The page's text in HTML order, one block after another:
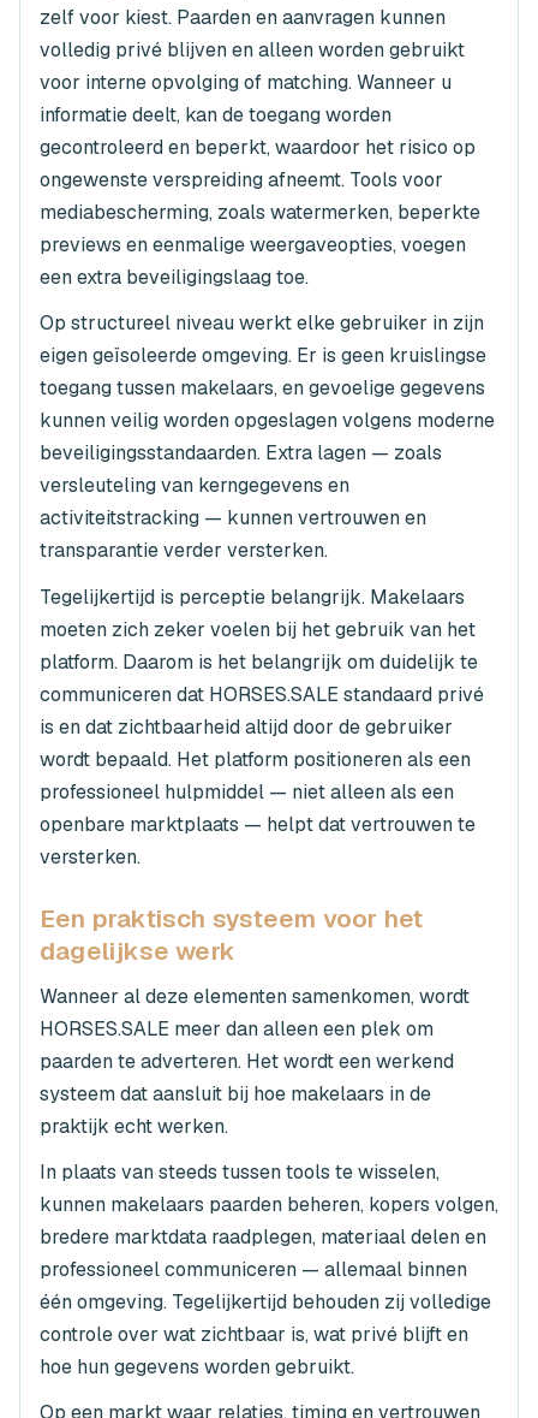
zelf voor kiest. Paarden en aanvragen kunnen
volledig privé blijven en alleen worden gebruikt
voor interne opvolging of matching. Wanneer u
informatie deelt, kan de toegang worden
gecontroleerd en beperkt, waardoor het risico op
ongewenste verspreiding afneemt. Tools voor
mediabescherming, zoals watermerken, beperkte
previews en eenmalige weergaveopties, voegen
een extra beveiligingslaag toe.
Op structureel niveau werkt elke gebruiker in zijn
eigen geïsoleerde omgeving. Er is geen kruislingse
toegang tussen makelaars, en gevoelige gegevens
kunnen veilig worden opgeslagen volgens moderne
beveiligingsstandaarden. Extra lagen — zoals
versleuteling van kerngegevens en
activiteitstracking — kunnen vertrouwen en
transparantie verder versterken.
Tegelijkertijd is perceptie belangrijk. Makelaars
moeten zich zeker voelen bij het gebruik van het
platform. Daarom is het belangrijk om duidelijk te
communiceren dat HORSES.SALE standaard privé
is en dat zichtbaarheid altijd door de gebruiker
wordt bepaald. Het platform positioneren als een
professioneel hulpmiddel — niet alleen als een
openbare marktplaats — helpt dat vertrouwen te
versterken.
Een praktisch systeem voor het
dagelijkse werk
Wanneer al deze elementen samenkomen, wordt
HORSES.SALE meer dan alleen een plek om
paarden te adverteren. Het wordt een werkend
systeem dat aansluit bij hoe makelaars in de
praktijk echt werken.
In plaats van steeds tussen tools te wisselen,
kunnen makelaars paarden beheren, kopers volgen,
bredere marktdata raadplegen, materiaal delen en
professioneel communiceren — allemaal binnen
één omgeving. Tegelijkertijd behouden zij volledige
controle over wat zichtbaar is, wat privé blijft en
hoe hun gegevens worden gebruikt.
Op een markt waar relaties, timing en vertrouwen